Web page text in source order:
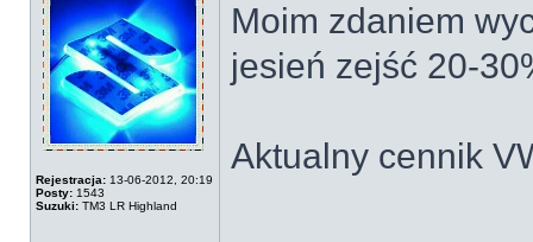
Rejestracja: 13-06-2012, 20:19
Posty: 1543
Suzuki: TM3 LR Highland
Moim zdaniem
jesień zejść 20-
Aktualny cennik